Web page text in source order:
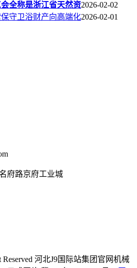
全称是浙江省天然资2026-02-02
守卫浴财产向高端化2026-02-01
府路京府工业城
Reserved 河北J9国际站集团官网机械